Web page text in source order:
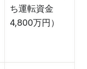
ち運転資金
4,800万円）